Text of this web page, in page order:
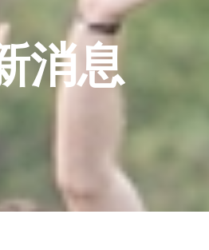
消息